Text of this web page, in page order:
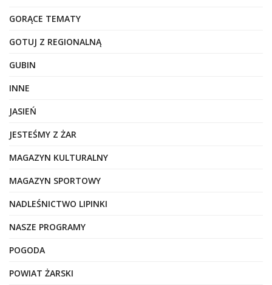
GORĄCE TEMATY
GOTUJ Z REGIONALNĄ
GUBIN
INNE
JASIEŃ
JESTEŚMY Z ŻAR
MAGAZYN KULTURALNY
MAGAZYN SPORTOWY
NADLEŚNICTWO LIPINKI
NASZE PROGRAMY
POGODA
POWIAT ŻARSKI